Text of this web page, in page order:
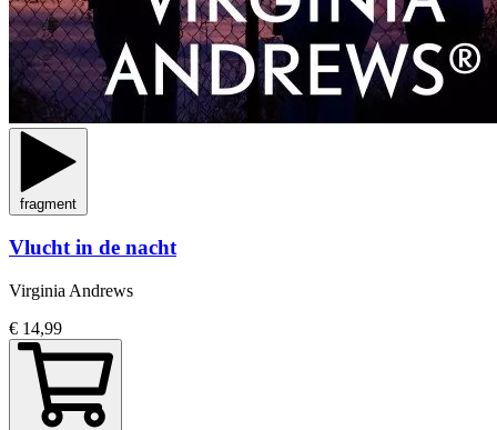
fragment
Vlucht in de nacht
Virginia Andrews
€ 14,99